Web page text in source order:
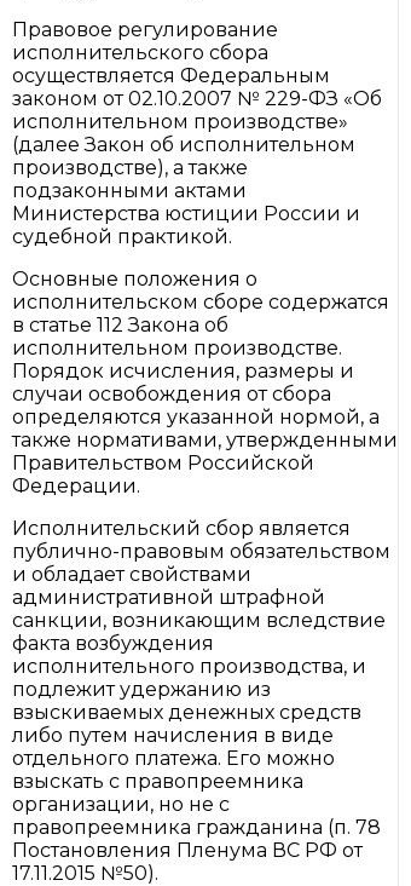
Правовое регулирование
исполнительского сбора
осуществляется Федеральным
законом от 02.10.2007 № 229-ФЗ «Об
исполнительном производстве»
(далее Закон об исполнительном
производстве), а также
подзаконными актами
Министерства юстиции России и
судебной практикой.
Основные положения о
исполнительском сборе содержатся
в статье 112 Закона об
исполнительном производстве.
Порядок исчисления, размеры и
случаи освобождения от сбора
определяются указанной нормой, а
также нормативами, утвержденными
Правительством Российской
Федерации.
Исполнительский сбор является
публично-правовым обязательством
и обладает свойствами
административной штрафной
санкции, возникающим вследствие
факта возбуждения
исполнительного производства, и
подлежит удержанию из
взыскиваемых денежных средств
либо путем начисления в виде
отдельного платежа. Его можно
взыскать с правопреемника
организации, но не с
правопреемника гражданина (п. 78
Постановления Пленума ВС РФ от
17.11.2015 №50).